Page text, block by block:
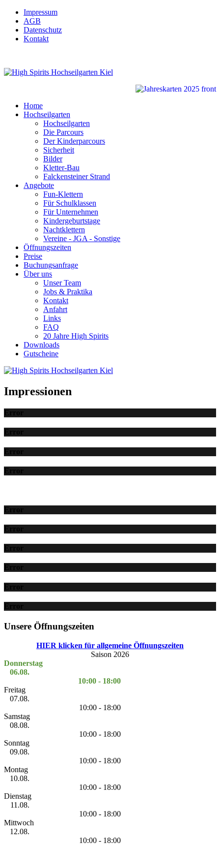
Impressum
AGB
Datenschutz
Kontakt
Home
Hochseilgarten
Hochseilgarten
Die Parcours
Der Kinderparcours
Sicherheit
Bilder
Kletter-Bau
Falckensteiner Strand
Angebote
Fun-Klettern
Für Schulklassen
Für Unternehmen
Kindergeburtstage
Nachtklettern
Vereine - JGA - Sonstige
Öffnungszeiten
Preise
Buchungsanfrage
Über uns
Unser Team
Jobs & Praktika
Kontakt
Anfahrt
Links
FAQ
20 Jahre High Spirits
Downloads
Gutscheine
Impressionen
Error
Error
Error
Error
Error
Error
Error
Error
Error
Error
Unsere Öffnungszeiten
HIER klicken für allgemeine Öffnungszeiten
Saison 2026
Donnerstag
06.08.
10:00 - 18:00
Freitag
07.08.
10:00 - 18:00
Samstag
08.08.
10:00 - 18:00
Sonntag
09.08.
10:00 - 18:00
Montag
10.08.
10:00 - 18:00
Dienstag
11.08.
10:00 - 18:00
Mittwoch
12.08.
10:00 - 18:00